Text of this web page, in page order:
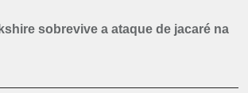
sobrevive a ataque de jacaré na